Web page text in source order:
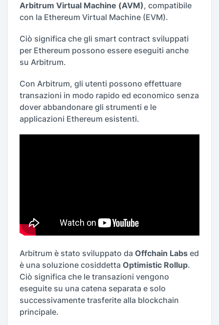
Arbitrum Virtual Machine (AVM), compatibile
con la Ethereum Virtual Machine (EVM).
Ciò significa che gli smart contract sviluppati
per Ethereum possono essere eseguiti anche
su Arbitrum.
Con Arbitrum, gli utenti possono effettuare
transazioni in modo rapido ed economico senza
dover abbandonare gli strumenti e le
applicazioni Ethereum esistenti.
Arbitrum è stato sviluppato da Offchain Labs ed
è una soluzione cosiddetta Optimistic Rollup.
Ciò significa che le transazioni vengono
eseguite su una catena separata e solo
successivamente trasferite alla blockchain
principale.